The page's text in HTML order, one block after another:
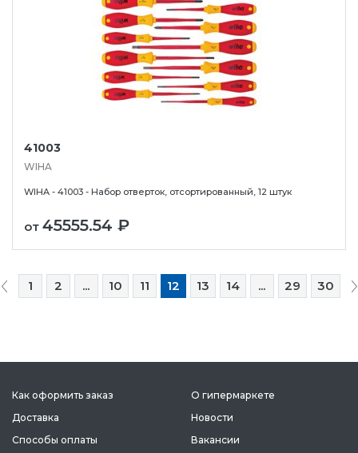
41003
WIHA
WIHA - 41003 - Набор отверток, отсортированный, 12 штук
от 45555.54 ₽
1 2 ... 10 11 12 13 14 ... 29 30
Как оформить заказ
Доставка
Способы оплаты
О гипермаркете
Новости
Вакансии